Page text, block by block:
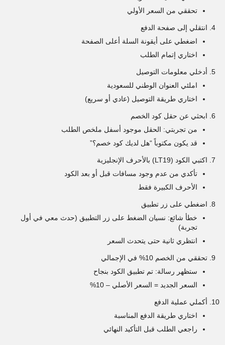
تحققي من السعر الأولي
انتقلي إلى صفحة الدفع
اضغطي على أيقونة السلة أعلى الصفحة
اختاري إتمام الطلب
أدخلي معلومات التوصيل
املئي العنوان الوطني للسعودية
اختاري طريقة التوصيل (عادي أو سريع)
ابحثي عن حقل كود الخصم
من تجربتي: الحقل موجود أسفل ملخص الطلب
قد يكون مكتوباً “هل لديك كود خصم؟”
اكتبي الكود (LT19) بالأحرف الإنجليزية
تأكدي من عدم وجود مسافات قبل أو بعد الكود
الأحرف الكبيرة فقط
اضغطي على زر تطبيق
خطأ شائع: نسيان الضغط على زر التطبيق (حدث معي في أول
تجربة)
انتظري ثانية حتى يتحدث السعر
تحققي من الخصم 10% في الإجمالي
ستظهر رسالة: تم تطبيق الكود بنجاح
السعر الجديد = السعر الأصلي – 10%
أكملي عملية الدفع
اختاري طريقة الدفع المناسبة
راجعي الطلب قبل التأكيد النهائي